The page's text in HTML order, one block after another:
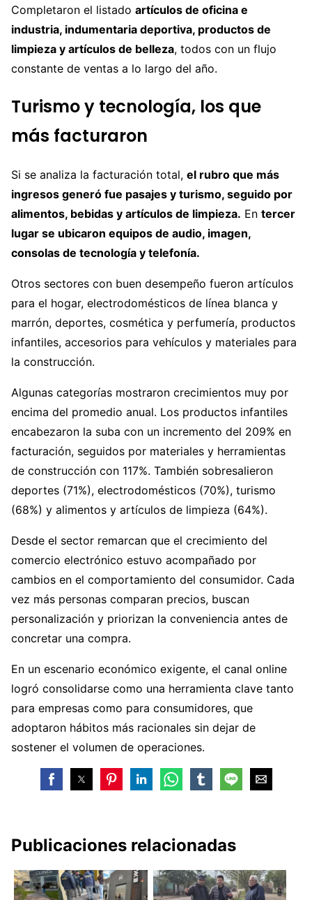
Completaron el listado artículos de oficina e
industria, indumentaria deportiva, productos de
limpieza y artículos de belleza, todos con un flujo
constante de ventas a lo largo del año.
Turismo y tecnología, los que
más facturaron
Si se analiza la facturación total, el rubro que más
ingresos generó fue pasajes y turismo, seguido por
alimentos, bebidas y artículos de limpieza. En tercer
lugar se ubicaron equipos de audio, imagen,
consolas de tecnología y telefonía.
Otros sectores con buen desempeño fueron artículos
para el hogar, electrodomésticos de línea blanca y
marrón, deportes, cosmética y perfumería, productos
infantiles, accesorios para vehículos y materiales para
la construcción.
Algunas categorías mostraron crecimientos muy por
encima del promedio anual. Los productos infantiles
encabezaron la suba con un incremento del 209% en
facturación, seguidos por materiales y herramientas
de construcción con 117%. También sobresalieron
deportes (71%), electrodomésticos (70%), turismo
(68%) y alimentos y artículos de limpieza (64%).
Desde el sector remarcan que el crecimiento del
comercio electrónico estuvo acompañado por
cambios en el comportamiento del consumidor. Cada
vez más personas comparan precios, buscan
personalización y priorizan la conveniencia antes de
concretar una compra.
En un escenario económico exigente, el canal online
logró consolidarse como una herramienta clave tanto
para empresas como para consumidores, que
adoptaron hábitos más racionales sin dejar de
sostener el volumen de operaciones.
Publicaciones relacionadas